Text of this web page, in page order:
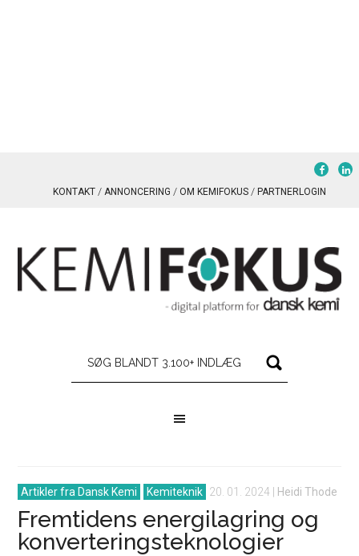
KONTAKT ANNONCERING OM KEMIFOKUS PARTNERLOGIN
Artikler fra Dansk Kemi Kemiteknik 20. 01. 2024 Heidi Thode
Fremtidens energilagring og
konverteringsteknologier